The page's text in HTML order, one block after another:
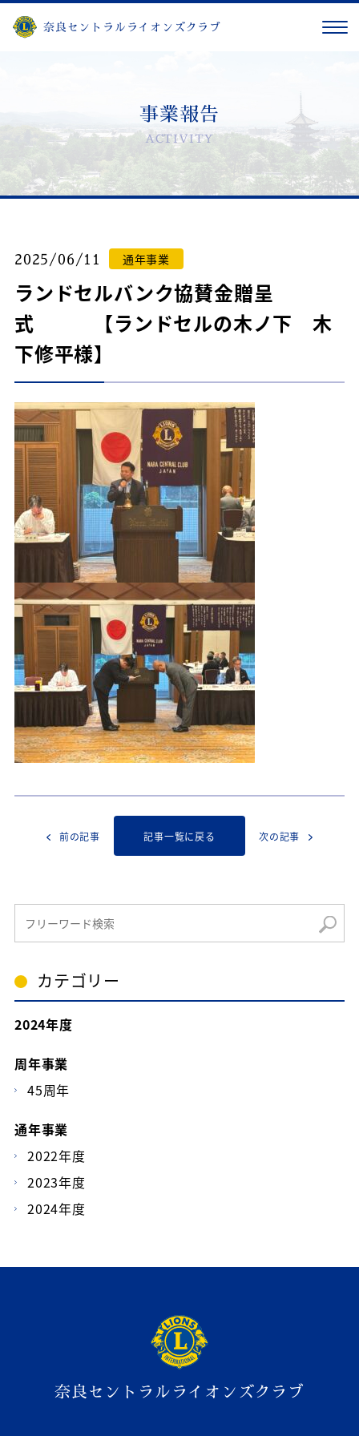
奈良セントラルライオンズクラブ
事業報告
ACTIVITY
2025/06/11 通年事業
ランドセルバンク協賛金贈呈
式 【ランドセルの木ノ下 木
下修平様】
前の記事 記事一覧に戻る 次の記事
カテゴリー
2024年度
周年事業
45周年
通年事業
2022年度
2023年度
2024年度
奈良セントラルライオンズクラブ